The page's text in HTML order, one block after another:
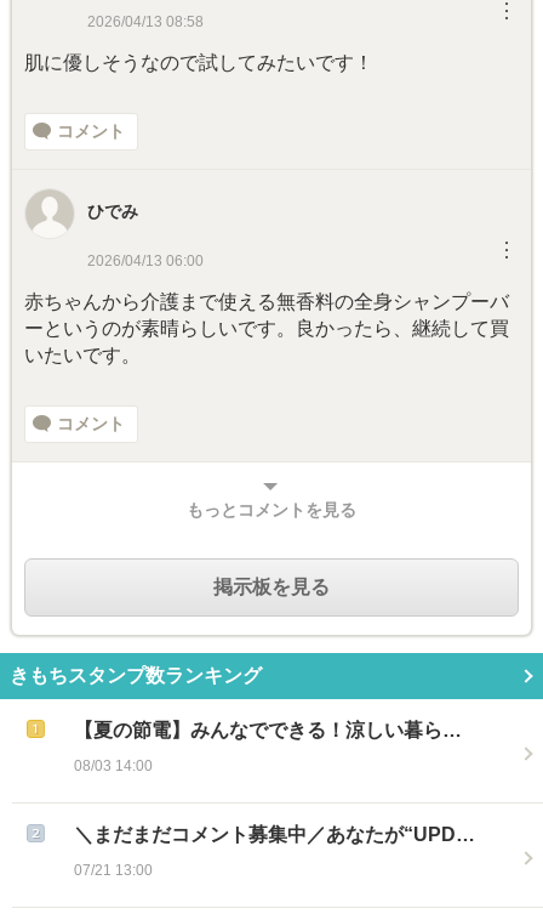
2026/04/13 08:58 ︙
肌に優しそうなので試してみたいです！
コメント
ひでみ
2026/04/13 06:00 ︙
赤ちゃんから介護まで使える無香料の全身シャンプーバ
ーというのが素晴らしいです。良かったら、継続して買
いたいです。
コメント
もっとコメントを見る
掲示板を見る
きもちスタンプ数ランキング
【夏の節電】みんなでできる！涼しい暮ら…
08/03 14:00
＼まだまだコメント募集中／あなたが“UPD…
07/21 13:00